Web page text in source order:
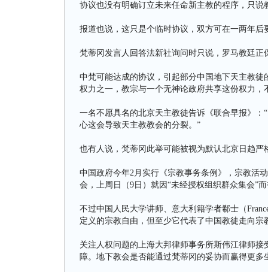
协议也没有明确订立未来任命新主教的程序，只
报道也说，这只是个临时协议，双方可在一两年后
梵蒂冈发言人回答法新社询问时只说，罗马教廷正
中梵可能达成的协议，引起部分中国地下天主教
权力之一，教宗与一个无神论政府共享这份权力，
一名不愿具名的北京天主教徒告诉《联合早报》
心这会导致天主教教会的分裂。”
也有人说，梵蒂冈此举可能被视为默认北京日趋严
中国政府今年2月实行《宗教事务条例》，宗教活
会，上周日（9日）就因“未经授权组织群众集会”
不过中国人民大学讲师、意大利籍学者郗士（
定义的宗教自由，但至少它代表了中国教徒走向宗
关注人权问题的上海大邦律师事务所斯伟江律师
障。地下教会是否能通过梵蒂冈的妥协而赢得更